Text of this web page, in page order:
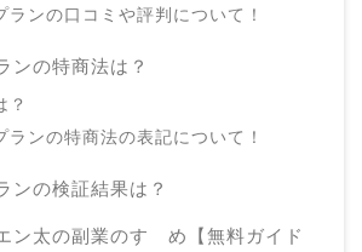
ランの口コミや評判について！
ンの特商法は？
？
ランの特商法の表記について！
ンの検証結果は？
ン太の副業のすゝめ【無料ガイド